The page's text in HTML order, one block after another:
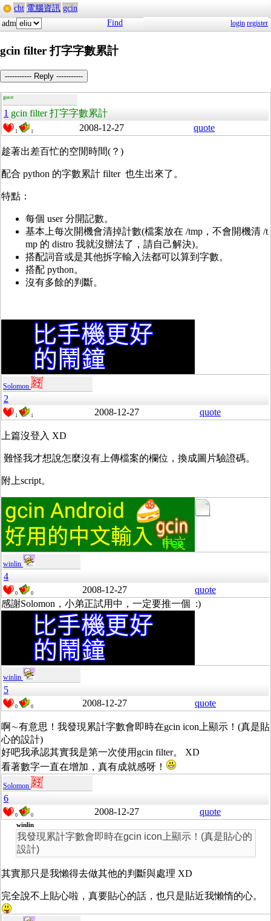
cht 電腦資訊 gcin
adm
Find login register
gcin filter 打字字數累計
----------- Reply -----------
guest
1 gcin filter 打字字數累計
1 1 2008-12-27 quote
趁著出差百忙的空閒時間(？)
配合 python 的字數累計 filter 也生出來了。
特點：
每個 user 分開記數。
基本上每次開機會清掉計數(檔案放在 /tmp，不會開機清 /t
mp 的 distro 我就沒辦法了，請自己解決)。
搭配詞音或是其他拆字輸入法都可以算到字數。
搭配 python。
沒有多餘的判斷。
Solomon
2
1 1 2008-12-27 quote
上篇沒登入 XD
難怪我才想說怎麼沒有上傳檔案的欄位，換成圖片驗證碼。
附上script。
winlin
4
0 0 2008-12-27
quote
感謝Solomon，小弟正試用中，一定要推一個 :)
winlin
5
0 0 2008-12-27 quote
啊∼有意思！我發現累計字數會即時在gcin icon上顯示！(真是貼
心的設計)
好吧我承認其實我是第一次使用gcin filter。 XD
看著數字一直在增加，真有成就感呀！
Solomon
6
0 0 2008-12-27 quote
winlin
我發現累計字數會即時在gcin icon上顯示！(真是貼心的
設計)
其實那只是我懶得去做其他的判斷與處理 XD
完全說不上貼心啦，真要貼心的話，也只是貼近我懶惰的心。